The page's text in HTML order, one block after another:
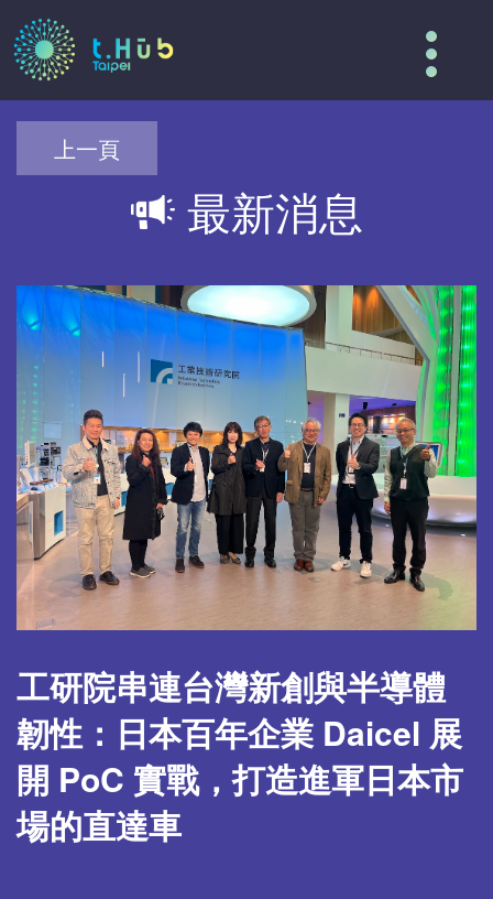
上一頁
最新消息
工研院串連台灣新創與半導體
韌性：日本百年企業 Daicel 展
開 PoC 實戰，打造進軍日本市
場的直達車